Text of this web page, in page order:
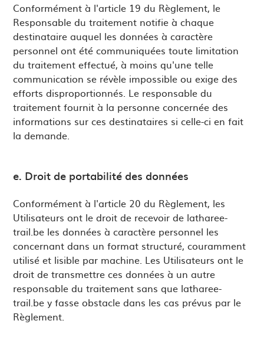
Conformément à l'article 19 du Règlement, le
Responsable du traitement notifie à chaque
destinataire auquel les données à caractère
personnel ont été communiquées toute limitation
du traitement effectué, à moins qu'une telle
communication se révèle impossible ou exige des
efforts disproportionnés. Le responsable du
traitement fournit à la personne concernée des
informations sur ces destinataires si celle-ci en fait
la demande.
e. Droit de portabilité des données
Conformément à l'article 20 du Règlement, les
Utilisateurs ont le droit de recevoir de latharee-
trail.be les données à caractère personnel les
concernant dans un format structuré, couramment
utilisé et lisible par machine. Les Utilisateurs ont le
droit de transmettre ces données à un autre
responsable du traitement sans que latharee-
trail.be y fasse obstacle dans les cas prévus par le
Règlement.